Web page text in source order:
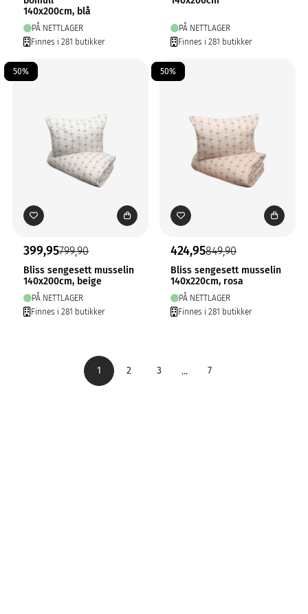
140x200cm, blå
PÅ NETTLAGER
Finnes i 281 butikker
PÅ NETTLAGER
Finnes i 281 butikker
50%
399,95799,90
Bliss sengesett musselin
140x200cm, beige
PÅ NETTLAGER
Finnes i 281 butikker
50%
424,95849,90
Bliss sengesett musselin
140x220cm, rosa
PÅ NETTLAGER
Finnes i 281 butikker
1 2 3 ... 7